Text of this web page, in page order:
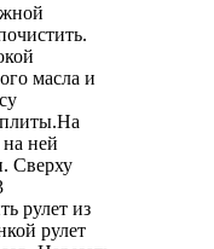
масла и
на ней
Сверху
рулет из
рулет